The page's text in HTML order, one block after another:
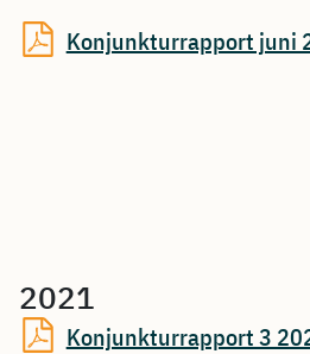
Konjunkturrapport juni
2021
Konjunkturrapport 3